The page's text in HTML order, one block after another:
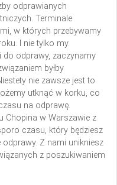
odprawianych
Terminale
w których przebywamy
I nie tylko my.
do odprawy, zaczynamy
byłby
nie zawsze jest to
utknąć w korku, co
na odprawę.
Chopina w Warszawie z
czasu, który będziesz
Z nami unikniesz
z poszukiwaniem